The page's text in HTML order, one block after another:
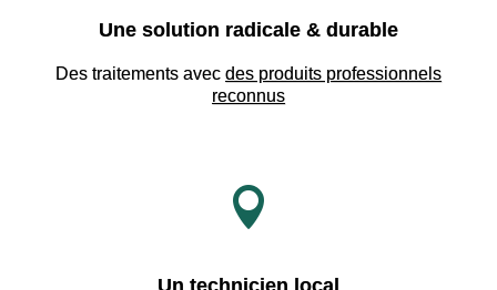
Une solution radicale & durable
Des traitements avec des produits professionnels
reconnus

Un technicien local